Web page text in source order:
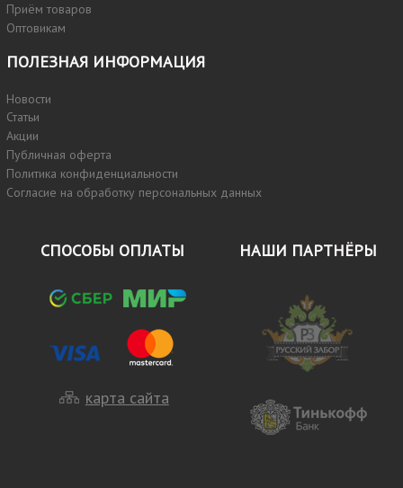
Приём товаров
Оптовикам
ПОЛЕЗНАЯ ИНФОРМАЦИЯ
Новости
Статьи
Акции
Публичная оферта
Политика конфиденциальности
Согласие на обработку персональных данных
СПОСОБЫ ОПЛАТЫ
карта сайта
НАШИ ПАРТНЁРЫ